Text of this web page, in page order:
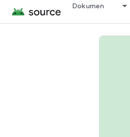
Dokumen